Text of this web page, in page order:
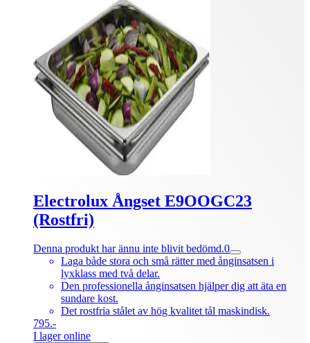
Electrolux Ångset E9OOGC23
(Rostfri)
Denna produkt har ännu inte blivit bedömd.0
Laga både stora och små rätter med ånginsatsen i
lyxklass med två delar.
Den professionella ånginsatsen hjälper dig att äta en
sundare kost.
Det rostfria stålet av hög kvalitet tål maskindisk.
795.-
I lager online